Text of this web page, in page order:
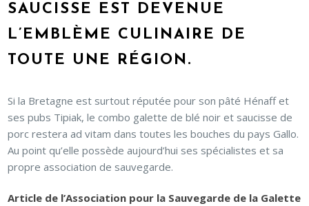
SAUCISSE EST DEVENUE
L’EMBLÈME CULINAIRE DE
TOUTE UNE RÉGION.
Si la Bretagne est surtout réputée pour son pâté Hénaff et
ses pubs Tipiak, le combo galette de blé noir et saucisse de
porc restera ad vitam dans toutes les bouches du pays Gallo.
Au point qu’elle possède aujourd’hui ses spécialistes et sa
propre association de sauvegarde.
Article de l’Association pour la Sauvegarde de la Galette